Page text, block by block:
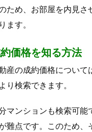
ため、お部屋を内見
ます。
価格を知る方法
産の成約価格について
より検索できます。
マンションも検索可
難点です。このため、